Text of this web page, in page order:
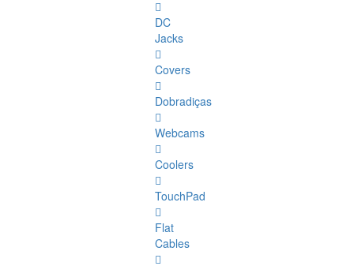
DC
Jacks
Covers
Dobradiças
Webcams
Coolers
TouchPad
Flat
Cables